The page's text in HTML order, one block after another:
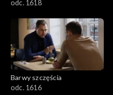
odc. 1618
Barwy szczęścia
odc. 1616